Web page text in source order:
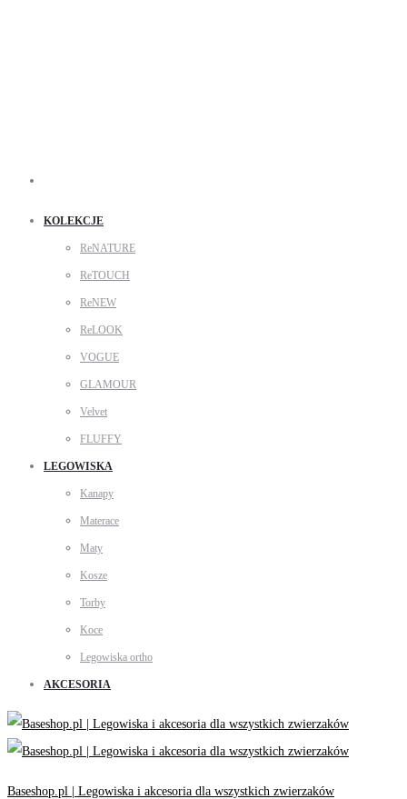
KOLEKCJE
ReNATURE
ReTOUCH
ReNEW
ReLOOK
VOGUE
GLAMOUR
Velvet
FLUFFY
LEGOWISKA
Kanapy
Materace
Maty
Kosze
Torby
Koce
Legowiska ortho
AKCESORIA
Baseshop.pl | Legowiska i akcesoria dla wszystkich zwierzaków